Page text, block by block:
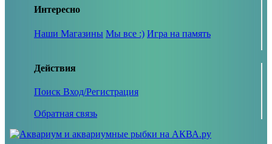
Интересно
Наши Магазины Мы все :) Игра на память
Действия
Поиск Вход/Регистрация
Обратная связь